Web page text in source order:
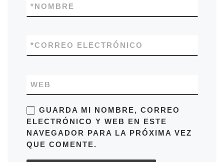
NOMBRE
*
CORREO ELECTRÓNICO
*
WEB
GUARDA MI NOMBRE, CORREO
ELECTRÓNICO Y WEB EN ESTE
NAVEGADOR PARA LA PRÓXIMA VEZ
QUE COMENTE.